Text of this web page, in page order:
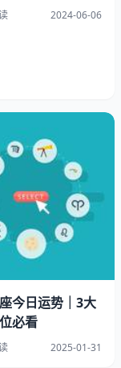
2024-06-06
今日运势｜3大
必看
2025-01-31